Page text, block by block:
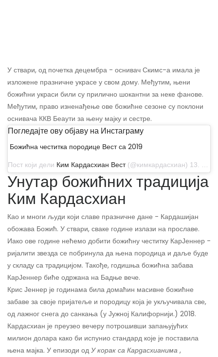
У ствари, од почетка децембра - оснивач Скимс-а имала је
изложене празничне украсе у свом дому. Међутим, њени
божићни украси били су прилично шокантни за неке фанове.
Међутим, право изненађење ове божићне сезоне су поклони
оснивача ККВ Беаути за њену мајку и сестре.
Погледајте ову објаву на Инстаграму
Божићна честитка породице Вест са 2019
Пост који дели Ким Кардасхиан Вест(@кимкардасхиан) 13. децембра 2019. у 08:18 ПСТ
Унутар божићних традиција
Ким Кардасхиан
Као и многи људи који славе празничне дане - Кардашијан
обожава Божић. У ствари, сваке године излази на прославе.
Иако ове године нећемо добити божићну честитку КарЈеннер -
ријалити звезда се побринула да њена породица и даље буде
у складу са традицијом. Такође, годишња божићна забава
КарЈеннер биће одржана на Бадње вече.
Крис Јеннер је годинама била домаћин масивне божићне
забаве за своје пријатеље и породицу која је укључивала све,
од лажног снега до санкања (у Јужној Калифорнији.) 2018.
Кардасхиан је преузео вечеру потрошивши запањујућих
милион долара како би испунио стандард које је поставила
њена мајка. У епизоди од У корак са Кардасхианима ,